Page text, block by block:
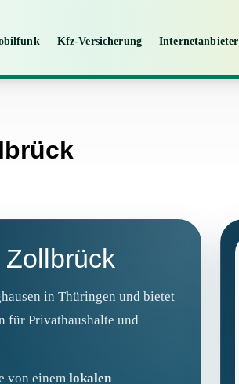
Kfz-Versicherung Internetanbieter
in Thüringen und bietet
für Privathaushalte und
von einem lokalen